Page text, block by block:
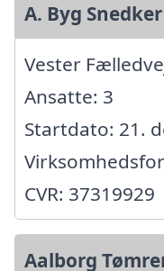
A. Byg
Vester
Ansatte: 3
Startdato: 21.
CVR: 37319929
Aalborg